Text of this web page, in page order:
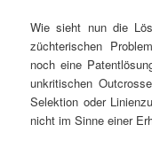
Wie sieht nun die
züchterischen
noch eine
unkritischen
Selektion oder
nicht im Sinne einer